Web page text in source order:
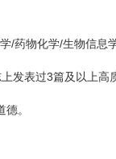
/药物化学/生物信息
发表过3篇及以上高
。